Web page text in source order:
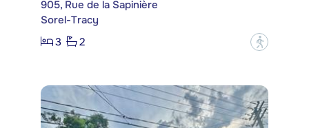
905, Rue de la Sapinière
Sorel-Tracy
3
2 ?